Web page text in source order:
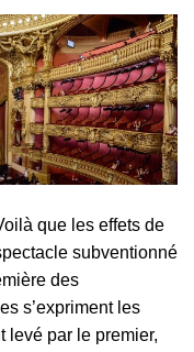
que les effets de
subventionné
des
s’expriment les
levé par le premier,